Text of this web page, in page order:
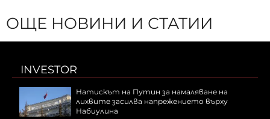
ОЩЕ НОВИНИ И СТАТИИ
INVESTOR
Натискът на Путин за намаляване на
лихвите засилва напрежението върху
Набиулина